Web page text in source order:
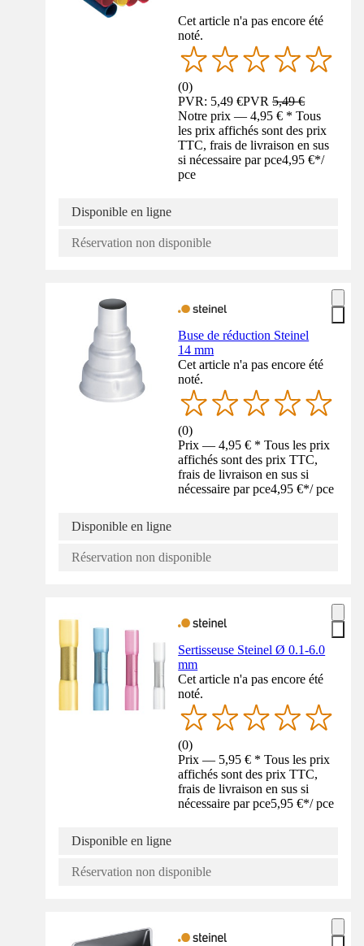
Cet article n'a pas encore été
noté.
(0)
PVR: 5,49 €PVR5,49 €
Notre prix — 4,95 € * Tous
les prix affichés sont des prix
TTC, frais de livraison en sus
si nécessaire par pce4,95 €*/
pce
Disponible en ligne
Réservation non disponible
Buse de réduction Steinel
14 mm
Cet article n'a pas encore été
noté.
(0)
Prix — 4,95 € * Tous les prix
affichés sont des prix TTC,
frais de livraison en sus si
nécessaire par pce4,95 €*/ pce
Disponible en ligne
Réservation non disponible
Sertisseuse Steinel Ø 0.1-6.0
mm
Cet article n'a pas encore été
noté.
(0)
Prix — 5,95 € * Tous les prix
affichés sont des prix TTC,
frais de livraison en sus si
nécessaire par pce5,95 €*/ pce
Disponible en ligne
Réservation non disponible